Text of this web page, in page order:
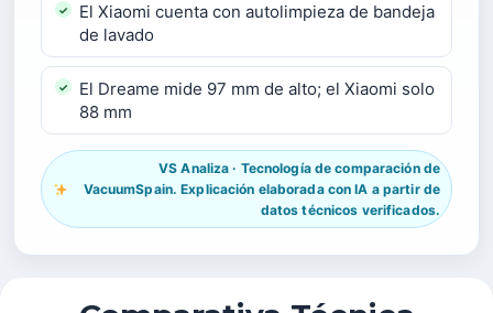
El Xiaomi cuenta con autolimpieza de bandeja
de lavado
El Dreame mide 97 mm de alto; el Xiaomi solo
88 mm
VS Analiza · Tecnología de comparación de
VacuumSpain. Explicación elaborada con IA a partir de
datos técnicos verificados.